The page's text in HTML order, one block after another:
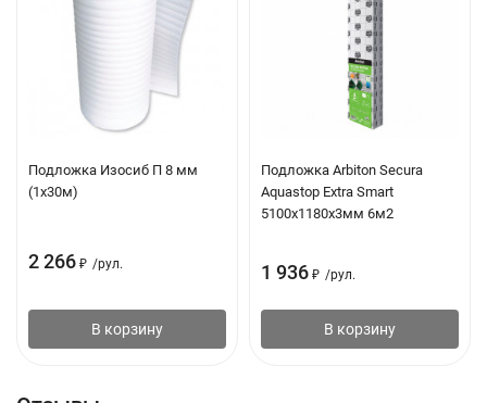
ПАРАМЕТР ЗНАЧЕНИЕ
Цвет белый
Водопоглощение (96 ч), по объему, %,
1
Коэффициент теплопроводности, Вт/
≤0,048 при
+90
Подложка Изосиб П 8 мм
(1х30м)
2 266 ₽ /рул.
В корзину
Подложка Arbiton Secura
Aquastop Extra Smart
5100х1180х3мм 6м2
1 936 ₽ /рул.
В корзину